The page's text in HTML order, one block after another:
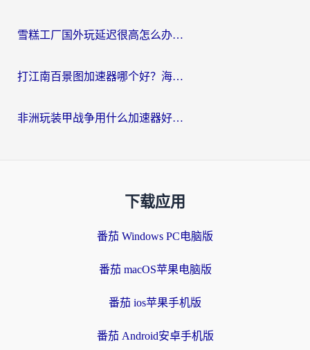
雪糕工厂国外玩延迟很高怎么办？海外玩家国服游戏加速终极攻略（附实测推荐）
打江南百景图加速器哪个好？海外党踩坑N次后，终于找到不卡的秘诀
非洲玩装甲战争用什么加速器好？海外党亲测有效的国服游戏加速方案
下载应用
番茄 Windows PC电脑版
番茄 macOS苹果电脑版
番茄 ios苹果手机版
番茄 Android安卓手机版